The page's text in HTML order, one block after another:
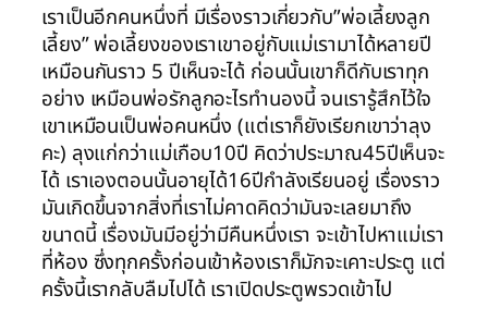
เราเป็นอีกคนหนึ่งที่ มีเรื่องราวเกี่ยวกับ”พ่อเลี้ยงลูก
เลี้ยง” พ่อเลี้ยงของเราเขาอยู่กับแม่เรามาได้หลายปี
เหมือนกันราว 5 ปีเห็นจะได้ ก่อนนั้นเขาก็ดีกับเราทุก
อย่าง เหมือนพ่อรักลูกอะไรทำนองนี้ จนเรารู้สึกไว้ใจ
เขาเหมือนเป็นพ่อคนหนึ่ง (แต่เราก็ยังเรียกเขาว่าลุง
คะ) ลุงแก่กว่าแม่เกือบ10ปี คิดว่าประมาณ45ปีเห็นจะ
ได้ เราเองตอนนั้นอายุได้16ปีกำลังเรียนอยู่ เรื่องราว
มันเกิดขึ้นจากสิ่งที่เราไม่คาดคิดว่ามันจะเลยมาถึง
ขนาดนี้ เรื่องมันมีอยู่ว่ามีคืนหนึ่งเรา จะเข้าไปหาแม่เรา
ที่ห้อง ซึ่งทุกครั้งก่อนเข้าห้องเราก็มักจะเคาะประตู แต่
ครั้งนี้เรากลับลืมไปได้ เราเปิดประตูพรวดเข้าไป